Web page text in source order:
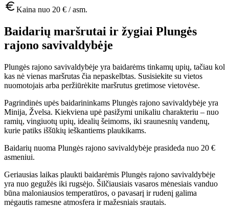
Kaina nuo 20 € / asm.
Baidarių maršrutai ir žygiai Plungės
rajono savivaldybėje
Plungės rajono savivaldybėje yra baidarėms tinkamų upių, tačiau kol
kas nė vienas maršrutas čia nepaskelbtas. Susisiekite su vietos
nuomotojais arba peržiūrėkite maršrutus gretimose vietovėse.
Pagrindinės upės baidarininkams Plungės rajono savivaldybėje yra
Minija, Žvelsa. Kiekviena upė pasižymi unikaliu charakteriu – nuo
ramių, vingiuotų upių, idealių šeimoms, iki sraunesnių vandenų,
kurie patiks iššūkių ieškantiems plaukikams.
Baidarių nuoma Plungės rajono savivaldybėje prasideda nuo 20 €
asmeniui.
Geriausias laikas plaukti baidarėmis Plungės rajono savivaldybėje
yra nuo gegužės iki rugsėjo. Šilčiausiais vasaros mėnesiais vanduo
būna maloniausios temperatūros, o pavasarį ir rudenį galima
mėgautis ramesne atmosfera ir mažesniais srautais.